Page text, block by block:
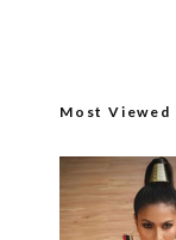
Most Viewed